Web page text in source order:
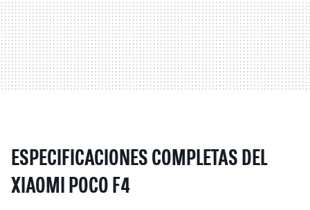
ESPECIFICACIONES COMPLETAS DEL
XIAOMI POCO F4